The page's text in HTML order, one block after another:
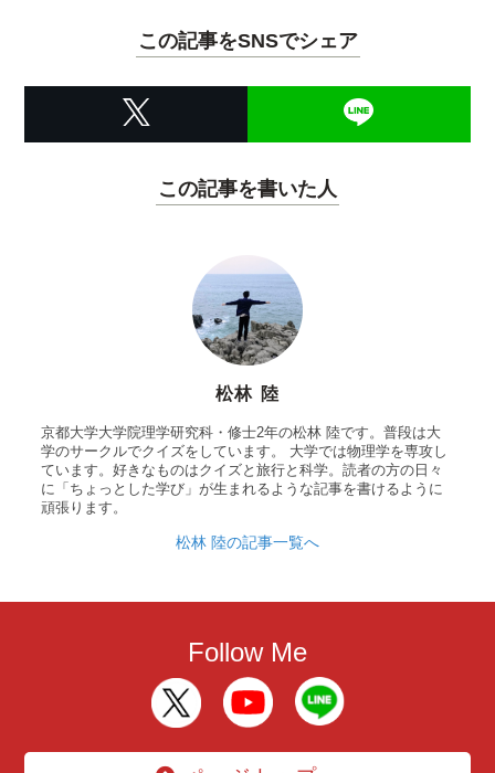
この記事をSNSでシェア
この記事を書いた人
松林 陸
京都大学大学院理学研究科・修士2年の松林 陸です。普段は大
学のサークルでクイズをしています。 大学では物理学を専攻し
ています。好きなものはクイズと旅行と科学。読者の方の日々
に「ちょっとした学び」が生まれるような記事を書けるように
頑張ります。
松林 陸の記事一覧へ
Follow Me